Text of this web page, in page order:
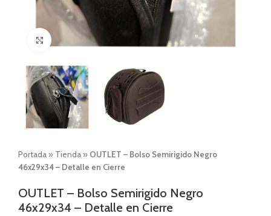
Click to enlarge
Portada » Tienda » OUTLET – Bolso Semirigido Negro
46x29x34 – Detalle en Cierre
OUTLET – Bolso Semirigido Negro
46x29x34 – Detalle en Cierre